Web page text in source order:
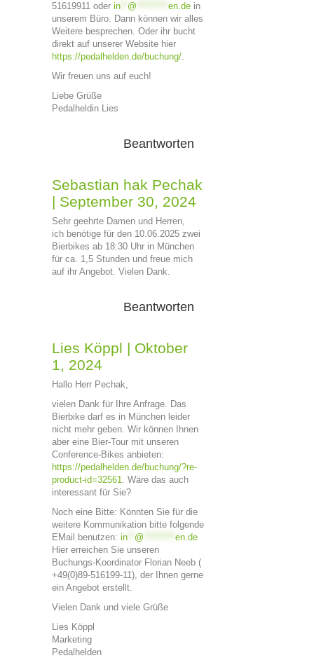
51619911 oder in @ en.de in
unserem Büro. Dann können wir alles
Weitere besprechen. Oder ihr bucht
direkt auf unserer Website hier
https://pedalhelden.de/buchung/.
Wir freuen uns auf euch!
Liebe Grüße
Pedalheldin Lies
Beantworten
Sebastian hak Pechak
| September 30, 2024
Sehr geehrte Damen und Herren,
ich benötige für den 10.06.2025 zwei
Bierbikes ab 18:30 Uhr in München
für ca. 1,5 Stunden und freue mich
auf ihr Angebot. Vielen Dank.
Beantworten
Lies Köppl | Oktober
1, 2024
Hallo Herr Pechak,
vielen Dank für Ihre Anfrage. Das
Bierbike darf es in München leider
nicht mehr geben. Wir können Ihnen
aber eine Bier-Tour mit unseren
Conference-Bikes anbieten:
https://pedalhelden.de/buchung/?re-
product-id=32561. Wäre das auch
interessant für Sie?
Noch eine Bitte: Könnten Sie für die
weitere Kommunikation bitte folgende
EMail benutzen: in @
en.de
Hier erreichen Sie unseren
Buchungs-Koordinator Florian Neeb (
+49(0)89-516199-11), der Ihnen gerne
ein Angebot erstellt.
Vielen Dank und viele Grüße
Lies Köppl
Marketing
Pedalhelden